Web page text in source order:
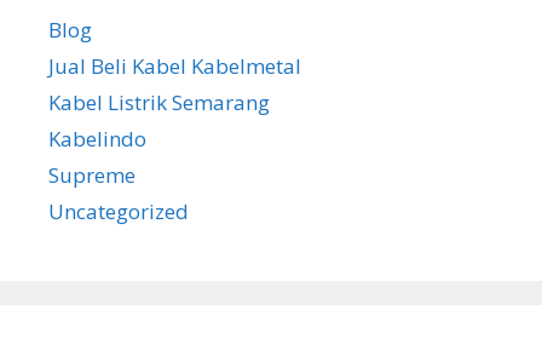
Blog
Jual Beli Kabel Kabelmetal
Kabel Listrik Semarang
Kabelindo
Supreme
Uncategorized